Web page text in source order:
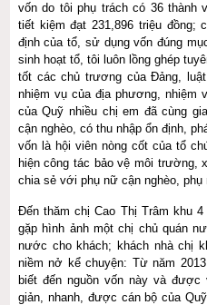
vốn do tôi phụ trách có 36 thành
tiết kiệm đạt 231,896 triệu đồng;
định của tổ, sử dụng vốn đúng
sinh hoạt tổ, tôi luôn lồng ghép
tốt các chủ trương của Đảng,
nhiệm vụ của địa phương, nhiệm
của Quỹ nhiều chị em đã cùng
cận nghèo, có thu nhập ổn định,
vốn là hội viên nòng cốt của tổ
hiện công tác bảo vệ môi trường,
chia sẻ với phụ nữ cận nghèo,
Đến thăm chị Cao Thị Trâm khu
gặp hình ảnh một chị chủ quán
nước cho khách; khách nhà chị
niềm nở kể chuyện: Từ năm
biết đến nguồn vốn này và
giản, nhanh, được cán bộ của